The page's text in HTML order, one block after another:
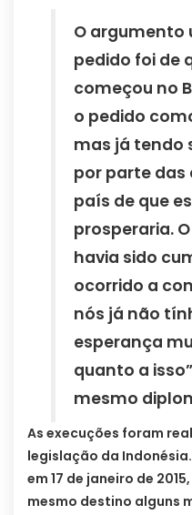
O argumento
pedido foi de
começou no
o pedido
mas já tendo
por parte das
país de que
prosperaria.
havia sido
ocorrido a
nós já não
esperança
quanto a
mesmo
As execuções foram
legislação da Indonésia.
em 17 de janeiro de
mesmo destino alguns